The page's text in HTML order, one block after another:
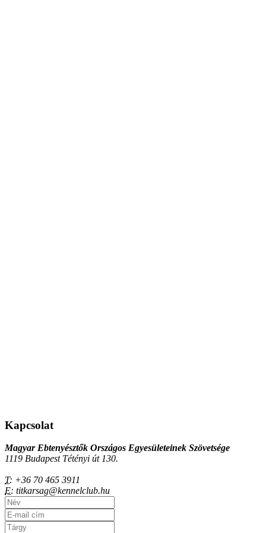
Kapcsolat
Magyar Ebtenyésztők Országos Egyesületeinek Szövetsége
1119 Budapest Tétényi út 130.
T: +36 70 465 3911
E: titkarsag@kennelclub.hu